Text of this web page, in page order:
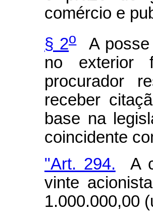
comércio e
§ 2oA posse
no exterior
procurador
receber
base na
coincidente
"Art. 294. A
vinte
1.000.000,00